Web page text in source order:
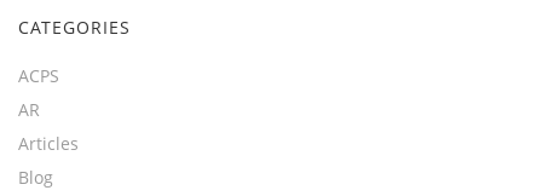
CATEGORIES
ACPS
AR
Articles
Blog